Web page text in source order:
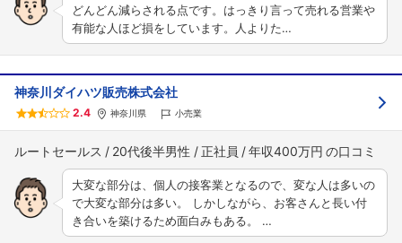
どんどん減らされる点です。はっきり言って売れる営業や
有能な人ほど損をしています。人よりた…
神奈川ダイハツ販売株式会社
2.4 神奈川県 小売業
ルートセールス 20代後半男性 正社員 年収400万円
大変な部分は、個人の接客業となるので、変な人は多いの
で大変な部分は多い。 しかしながら、お客さんと長い付
き合いを築けるため面白みもある。 …